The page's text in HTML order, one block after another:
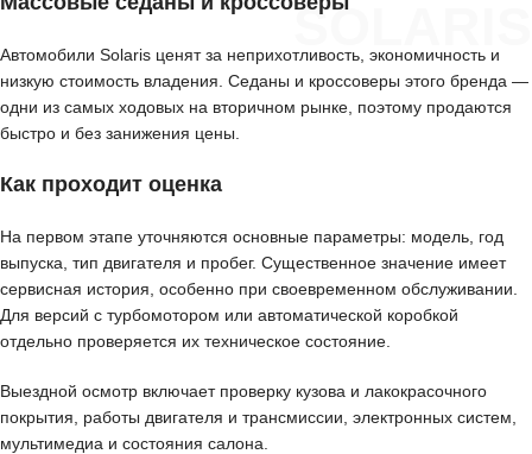
SOLARIS
Автомобили Solaris ценят за неприхотливость, экономичность и
низкую стоимость владения. Седаны и кроссоверы этого бренда —
одни из самых ходовых на вторичном рынке, поэтому продаются
быстро и без занижения цены.
Как проходит оценка
На первом этапе уточняются основные параметры: модель, год
выпуска, тип двигателя и пробег. Существенное значение имеет
сервисная история, особенно при своевременном обслуживании.
Для версий с турбомотором или автоматической коробкой
отдельно проверяется их техническое состояние.
Выездной осмотр включает проверку кузова и лакокрасочного
покрытия, работы двигателя и трансмиссии, электронных систем,
мультимедиа и состояния салона.